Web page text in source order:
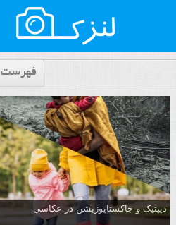
فهرست
دیپتیک و جاکستا‌پوزیشن در عکاسی